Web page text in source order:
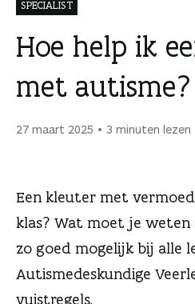
s
e
SPECIALIST
Hoe help ik
met autisme?
27 maart 2025 3 minuten lezen
Een kleuter met
klas? Wat moet je weten
zo goed mogelijk bij alle
Autismedeskundige
vuistregels.